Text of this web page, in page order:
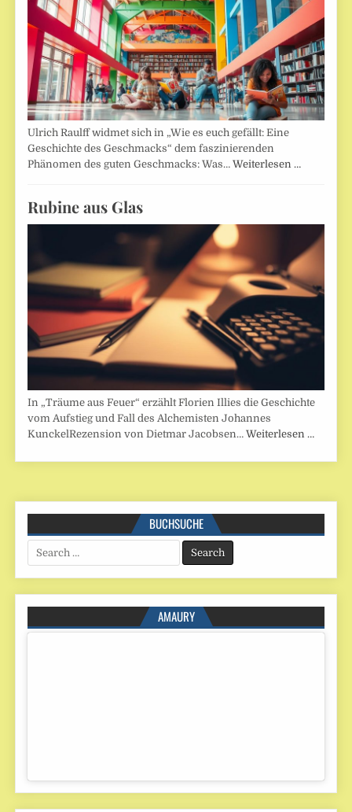
Ulrich Raulff widmet sich in „Wie es euch gefällt: Eine
Geschichte des Geschmacks“ dem faszinierenden
Phänomen des guten Geschmacks: Was…Weiterlesen …
Rubine aus Glas
In „Träume aus Feuer“ erzählt Florien Illies die Geschichte
vom Aufstieg und Fall des Alchemisten Johannes
KunckelRezension von Dietmar Jacobsen…Weiterlesen …
BUCHSUCHE
Search
for:
AMAURY